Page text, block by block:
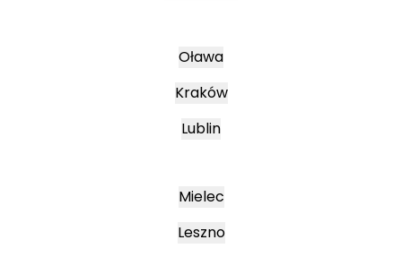
Oława
Kraków
Lublin
Mielec
Leszno